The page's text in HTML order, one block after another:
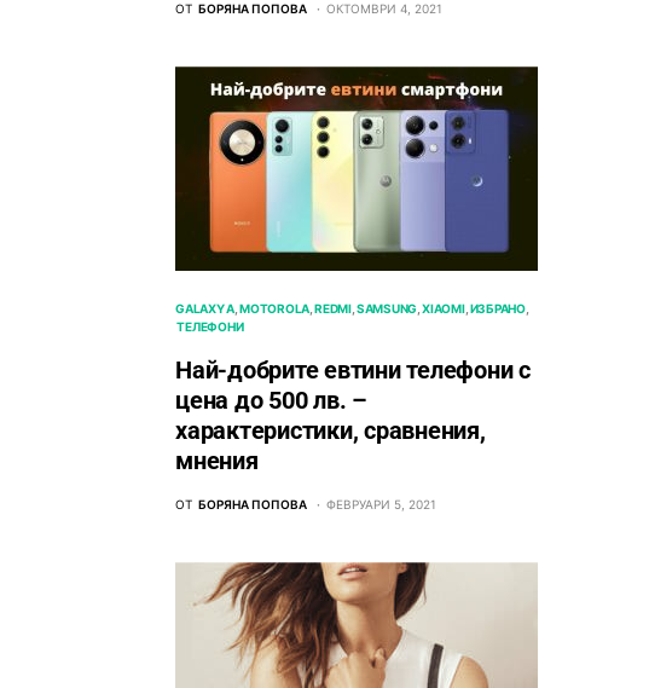
ОТ БОРЯНА ПОПОВА ОКТОМВРИ 4, 2021
GALAXY A MOTOROLA REDMI SAMSUNG XIAOMI ИЗБРАНО
ТЕЛЕФОНИ
Най-добрите евтини телефони с
ценa до 500 лв. –
характeристики, сравнения,
мнения
ОТ БОРЯНА ПОПОВА ФЕВРУАРИ 5, 2021